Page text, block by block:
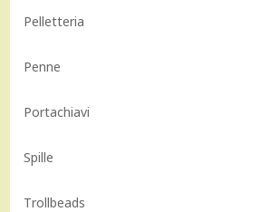
Pelletteria
Penne
Portachiavi
Spille
Trollbeads